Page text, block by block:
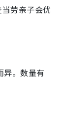
劳亲子会优
异。数量有